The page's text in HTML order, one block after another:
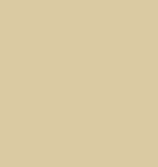
Mill offre un fraisage
de 24 fraises, un
15 disques et des
une précision sur